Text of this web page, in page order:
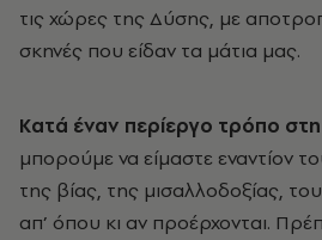
τις χώρες της Δύσης, με
σκηνές που είδαν τα μάτια μας.
Kατά έναν περίεργο τρόπο
μπορούμε να είμαστε εναντίον
της βίας, της μισαλλοδοξίας,
απ’ όπου κι αν προέρχονται.